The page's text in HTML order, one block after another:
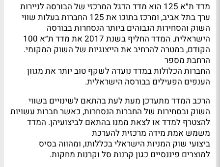
מדד ת״א 125 הוא מדד הדגל המרכזי של הבורסה לניירות
ערך בתל אביב, ומרכז בתוכו את 125 החברות בעלות שווי
השוק והסחירות הגבוהים ביותר הנסחרות בבורסה
הישראלית. המדד החליף בשנת 2017 את מדד ת״א 100
הקודם, במטרה להרחיב את הייצוגיות של השוק המקומי.
הרחבת מספר
החברות הכלולות במדד נועדה לשקף טוב יותר את מגוון
הענפים הפעילים בבורסה הישראלית.
הרכב המדד מתעדכן מעת לעת בהתאם לשינויים בשווי
השוק ובסחירות של החברות הנסחרות, כאשר חברות עשויות
להצטרף למדד או לצאת ממנו בהתאם לביצועיהן. המדד
משמש אמת מידה מרכזית להערכת
ביצועי שוק המניות הישראלי בכללותו, ומהווה בסיס
למוצרים פיננסיים כגון קרנות סל וקרנות מחקות.